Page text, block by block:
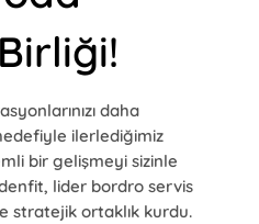
daha
ilerlediğimiz
bir gelişmeyi sizinle
lider bordro servis
stratejik ortaklık kurdu.